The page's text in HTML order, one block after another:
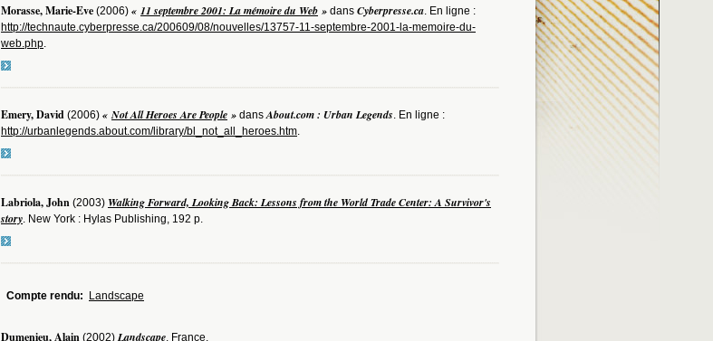
Morasse, Marie-Eve (2006) « 11 septembre 2001: La mémoire du Web » dans Cyberpresse.ca. En ligne :
http://technaute.cyberpresse.ca/200609/08/nouvelles/13757-11-septembre-2001-la-memoire-du-
web.php.
Emery, David (2006) «Not All Heroes Are People » dansAbout.com : Urban Legends. En ligne :
http://urbanlegends.about.com/library/bl_not_all_heroes.htm.
Labriola, John (2003) Walking Forward, Looking Back: Lessons from the World Trade Center: A Survivor's
story. New York : Hylas Publishing, 192 p.
Compte rendu: Landscape
Dumenieu, Alain (2002) Landscape. France.